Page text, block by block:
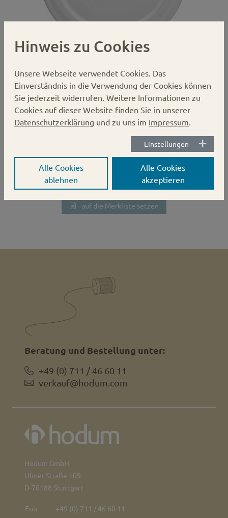
Gläserdeckel 58mm weiß Twist-off
Karton:
1600 Stück
auf die Merkliste setzen
Hodum GmbH
Ulmer Straße 109
D-70188 Stuttgart
Fon
+49 (0) 711 / 46 60 11
Beratung und Bestellung unter:
+49 (0) 711 / 46 60 11
verkauf@hodum.com
Hinweis zu Cookies
Unsere Webseite verwendet Cookies. Das
Einverständnis in die Verwendung der Cookies können
Sie jederzeit widerrufen. Weitere Informationen zu
Cookies auf dieser Website finden Sie in unserer
Datenschutzerklärung und zu uns im Impressum
Einstellungen
Alle Cookies
ablehnen
Alle Cookies
akzeptieren